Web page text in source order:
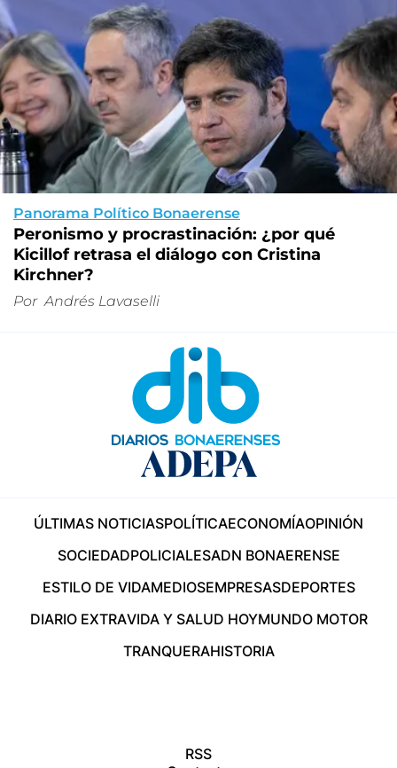
Panorama Político Bonaerense
Peronismo y procrastinación: ¿por qué
Kicillof retrasa el diálogo con Cristina
Kirchner?
Por Andrés Lavaselli
ÚLTIMAS NOTICIASPOLÍTICAECONOMÍAOPINIÓN
SOCIEDADPOLICIALESADN BONAERENSE
ESTILO DE VIDAMEDIOSEMPRESASDEPORTES
DIARIO EXTRAVIDA Y SALUD HOYMUNDO MOTOR
TRANQUERAHISTORIA
RSS